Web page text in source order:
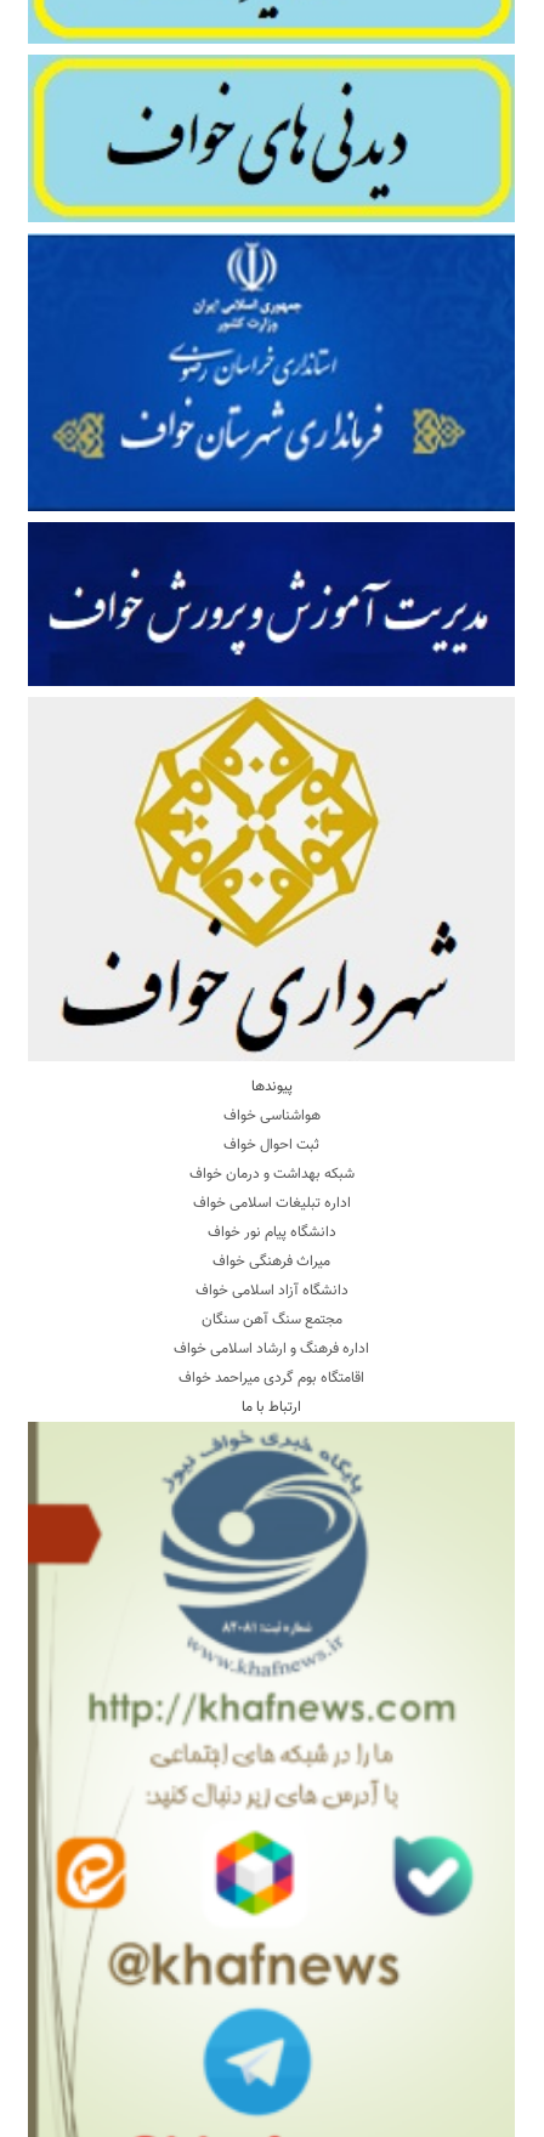
پیوندها
هواشناسی خواف
ثبت احوال خواف
شبکه بهداشت و درمان خواف
اداره تبلیغات اسلامی خواف
دانشگاه پیام نور خواف
میراث فرهنگی خواف
دانشگاه آزاد اسلامی خواف
مجتمع سنگ آهن سنگان
اداره فرهنگ و ارشاد اسلامی خواف
اقامتگاه بوم گردی میراحمد خواف
ارتباط با ما